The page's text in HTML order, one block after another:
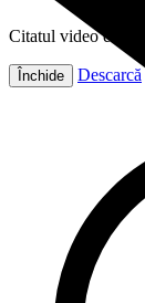
Citatul video este
Închide Descarcă